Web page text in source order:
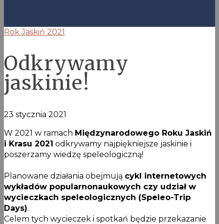
Rok Jaskiń 2021
Odkrywamy
jaskinie!
23 stycznia 2021
W 2021 w ramach Międzynarodowego Roku Jaskiń
i Krasu 2021 odkrywamy najpiękniejsze jaskinie i
poszerzamy wiedzę speleologiczną!
Planowane działania obejmują cykl internetowych
wykładów popularnonaukowych czy udział w
wycieczkach speleologicznych (Speleo-Trip
Days).
Celem tych wycieczek i spotkań będzie przekazanie